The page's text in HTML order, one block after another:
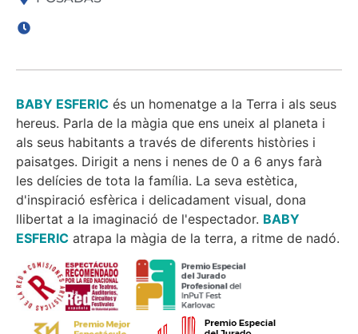
BABY ESFERIC és un homenatge a la Terra i als seus
hereus. Parla de la màgia que ens uneix al planeta i
als seus habitants a través de diferents històries i
paisatges. Dirigit a nens i nenes de 0 a 6 anys farà
les delícies de tota la família. La seva estètica,
d'inspiració esfèrica i delicadament visual, dona
llibertat a la imaginació de l'espectador. BABY
ESFERIC atrapa la màgia de la terra, a ritme de nadó.